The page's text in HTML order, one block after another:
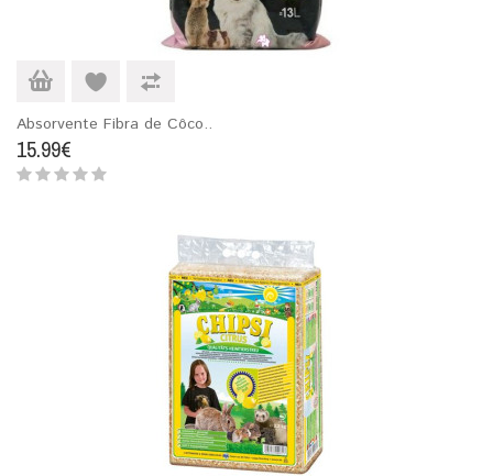
Absorvente Fibra de Côco..
15.99€